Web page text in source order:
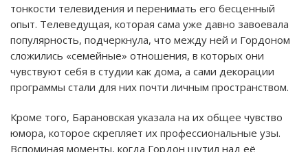
тонкости телевидения и перенимать его бесценный
опыт. Телеведущая, которая сама уже давно завоевала
популярность, подчеркнула, что между ней и Гордоном
сложились «семейные» отношения, в которых они
чувствуют себя в студии как дома, а сами декорации
программы стали для них почти личным пространством.
Кроме того, Барановская указала на их общее чувство
юмора, которое скрепляет их профессиональные узы.
Вспоминая моменты, когда Гордон шутил над её